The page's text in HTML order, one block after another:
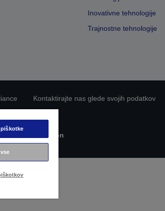
Inovativne tehnologije
Trajnostne tehnologije
Kontaktirajte nas glede svojih podatkov
2026 Seiko Epson
piškotke